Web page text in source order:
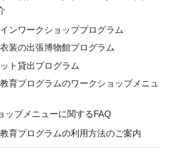
ンワークショッププログラム
装の出張博物館プログラム
ト貸出プログラム
育プログラムのワークショップメニュ
ップメニューに関するFAQ
育プログラムの利用方法のご案内